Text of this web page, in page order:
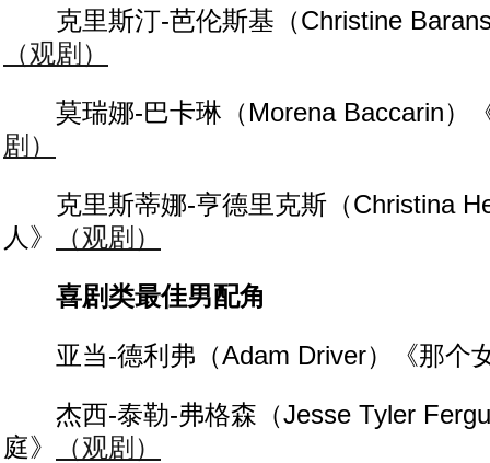
克里斯汀-芭伦斯基（Christine
（观剧）
莫瑞娜-巴卡琳（Morena Baccarin）
剧）
克里斯蒂娜-亨德里克斯（Christina
人》
（观剧）
喜剧类最佳男配角
亚当-德利弗（Adam Driver）《那个
杰西-泰勒-弗格森（Jesse Tyler
庭》
（观剧）